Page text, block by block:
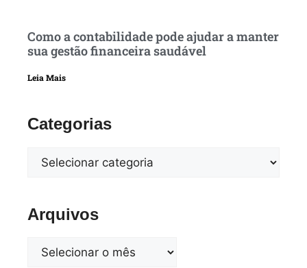
Como a contabilidade pode ajudar a manter
sua gestão financeira saudável
Leia Mais
Categorias
Arquivos